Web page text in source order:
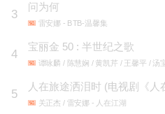
3
问为何
雷安娜 - BTB-温馨集
4
宝丽金 50 : 半世纪之歌
谭咏麟 / 陈慧娴 / 黄凯芹 / 王馨平 / 汤宝如 / 钟镇涛
5
人在旅途洒泪时 (电视剧《人
关正杰 / 雷安娜 - 人在江湖